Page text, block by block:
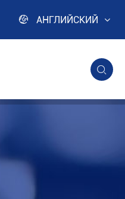
 АНГЛИЙСКИЙ
